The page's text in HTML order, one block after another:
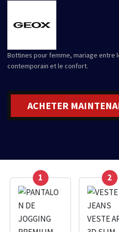
Bottines pour femme, mariage entre
contemporain et le confort.
ACHETER
1 2